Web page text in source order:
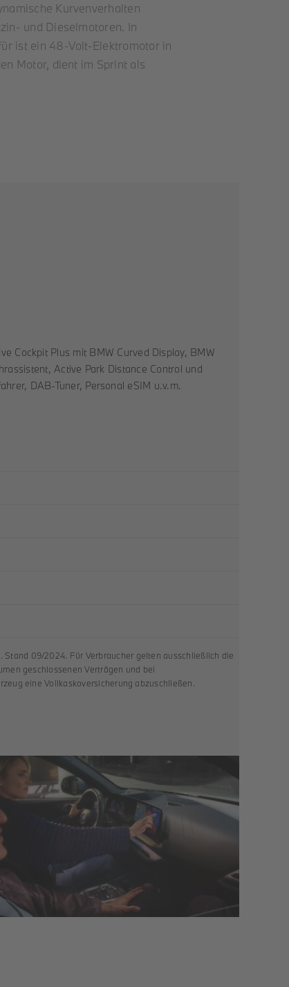
Kurvenverhalten
und Dieselmotoren. In
ist ein 48-Volt-Elektromotor in
Motor, dient im Sprint als
Cockpit Plus mit BMW Curved Display, BMW
Active Park Distance Control und
DAB-Tuner, Personal eSIM u.v.m.
09/2024. Für Verbraucher gelten ausschließlich die
geschlossenen Verträgen und bei
eine Vollkaskoversicherung abzuschließen.